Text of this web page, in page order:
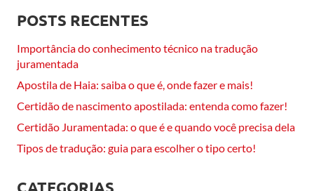
POSTS RECENTES
Importância do conhecimento técnico na tradução
juramentada
Apostila de Haia: saiba o que é, onde fazer e mais!
Certidão de nascimento apostilada: entenda como fazer!
Certidão Juramentada: o que é e quando você precisa dela
Tipos de tradução: guia para escolher o tipo certo!
CATEGORIAS